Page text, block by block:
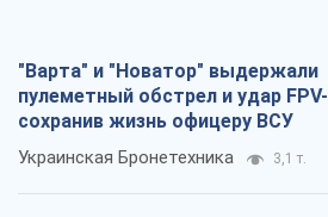
"Варта" и "Новатор" выдержали
пулеметный обстрел и удар
сохранив жизнь офицеру ВСУ
Украинская Бронетехника 3,1 т.